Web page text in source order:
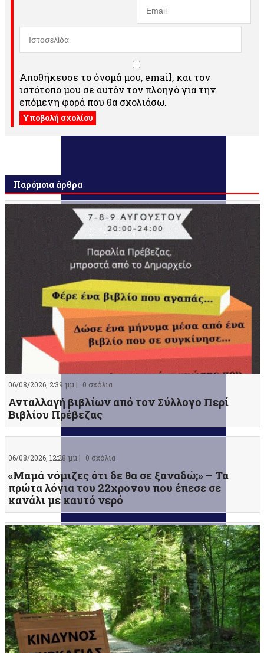
Αποθήκευσε το όνομά μου, email, και τον
ιστότοπο μου σε αυτόν τον πλοηγό για την
επόμενη φορά που θα σχολιάσω.
Παρόμοια άρθρα
06/08/2026, 2:39 μμ | 0 σχόλια
Ανταλλαγή βιβλίων από τον Σύλλογο Περί
Βιβλίου Πρέβεζας
06/08/2026, 12:28 μμ | 0 σχόλια
«Μαμά νόμιζες ότι δε θα σε ξαναδώ;» – Τα
πρώτα λόγια του 22χρονου που έπεσε σε
κανάλι με καυτό νερό